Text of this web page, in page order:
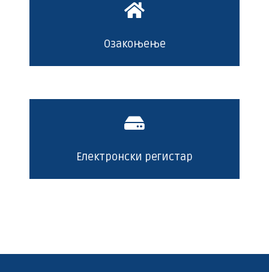
Озакоњење
Електронски регистар